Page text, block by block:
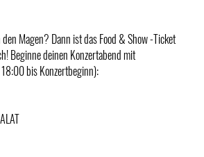
Magen? Dann ist das Food & Show -Ticket
Beginne deinen Konzertabend mit
bis Konzertbeginn):